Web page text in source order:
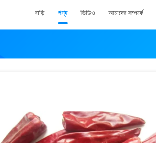
বাড়ি পণ্য ভিডিও আমাদের সম্পর্কে